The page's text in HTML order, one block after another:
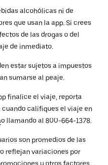
alcohólicas ni de
que usan la app. Si crees
de las drogas o del
de inmediato.
estar sujetos a impuestos
sumarse al peaje.
finalice el viaje, reporta
califiques el viaje en
o llamando al 800-664-1378.
son promedios de las
reflejan variaciones por